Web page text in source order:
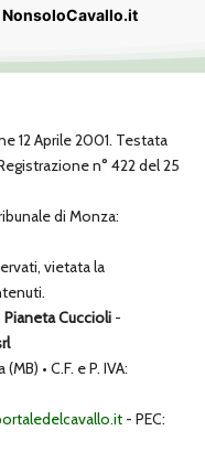
NonsoloCavallo.it
12 Aprile 2001. Testata
n° 422 del 25
di Monza:
vietata la
Pianeta Cuccioli -
• C.F. e P. IVA:
- PEC: